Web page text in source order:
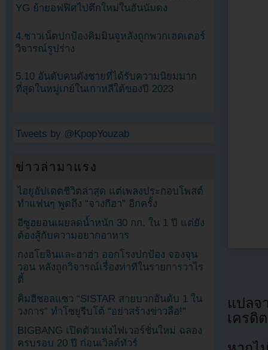
แปล
เครดิ
YG ย้ายอฟฟิศไปตึกใหม่ในฮันนัมดง
4.ชาวเน็ตปกป้องคิมมินจูหลังถูกพวกเฮดเตอร์
วิจารณ์รูปร่าง
5.10 อันดับคนดังชายที่ได้รับความนิยมมาก
ที่สุดในหมู่เกย์ในเกาหลีใต้ของปี 2023
Tweets by @KpopYouzab
ข่าวล่ามาแรง
ไอยูอัปเดตชีวิตล่าสุด แต่เพลงประกอบโพสต์
ทำแฟนๆ พูดถึง “จางกีฮา” อีกครั้ง
อีซูฮยอนเผยลดน้ำหนัก 30 กก. ใน 1 ปี แต่ยัง
ต้องสู้กับความอยากอาหาร
กงฮโยจินและฮาฮ่า ออกโรงปกป้อง จองจุน
วอน หลังถูกวิจารณ์เรื่องท่าทีในรายการวาไร
ตี้
คิมฮีชอลแซว “SISTAR สายบวกอันดับ 1 ใน
วงการ” ทำโซยูรีบโต้ “อย่าสร้างข่าวลือ!”
BIGBANG เปิดตัวแท่งไฟเวอร์ชั่นใหม่ ฉลอง
ครบรอบ 20 ปี ก่อนเวิลด์ทัวร์